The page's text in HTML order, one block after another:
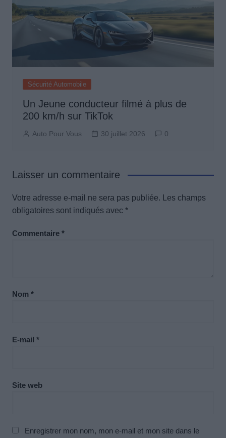
Sécurité Automobile
Un Jeune conducteur filmé à plus de
200 km/h sur TikTok
Auto Pour Vous 30 juillet 2026 0
Laisser un commentaire
Votre adresse e-mail ne sera pas publiée.
Les champs
obligatoires sont indiqués avec *
Commentaire *
Nom *
E-mail *
Site web
Enregistrer mon nom, mon e-mail et mon site dans le